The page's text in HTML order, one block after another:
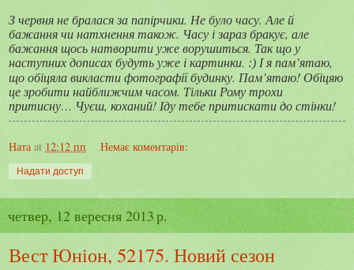
З червня не бралася за папірчики. Не було часу. Але й
бажання чи натхнення також. Часу і зараз бракує, але
бажання щось натворити уже ворушиться. Так що у
наступних дописах будуть уже і картинки. :) І я пам’ятаю,
що обіцяла викласти фотографії будинку. Пам’ятаю! Обіцяю
це зробити найближчим часом. Тільки Рому трохи
притисну… Чуєш, коханий! Іду тебе притискати до стінки!
Ната at 12:12 пп Немає коментарів:
Надати доступ
четвер, 12 вересня 2013 р.
Вест Юніон, 52175. Новий сезон